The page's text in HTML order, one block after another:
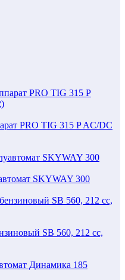
PRO TIG 315 P AC/DC
SKYWAY 300
SB 560, 212 cc,